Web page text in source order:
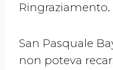
Ringraziamento.
San Pasquale
non poteva